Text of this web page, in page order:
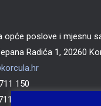
opće poslove i mjesnu
Radića 1, 20260
150
702